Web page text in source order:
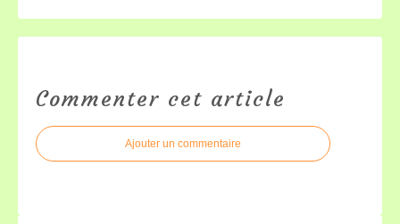
Commenter cet article
Ajouter un commentaire